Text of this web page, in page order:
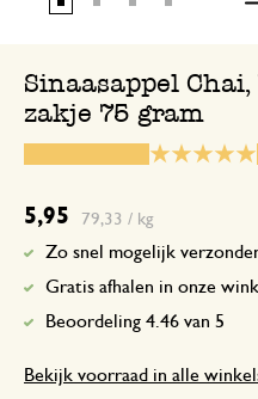
Sinaasappel
zakje 75 gram
5,95 79,33 / kg
Zo snel mogelijk
Gratis afhalen in onze
Beoordeling 4.46 van 5
Bekijk voorraad in alle
5